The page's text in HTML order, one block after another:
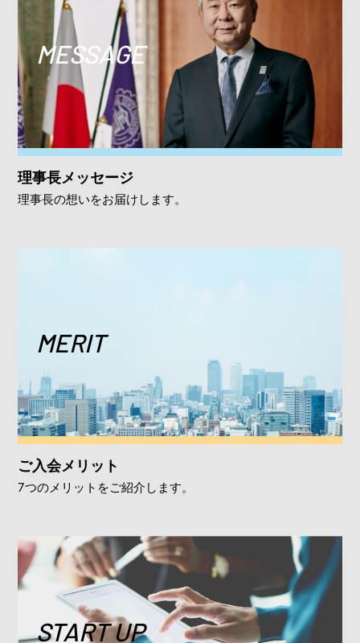
MESSAGE
理事長メッセージ
理事長の想いをお届けします。
MERIT
ご入会メリット
7つのメリットをご紹介します。
START UP